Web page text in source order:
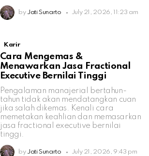
by Jati Sunarto July 21, 2026, 11:23 am
Karir
Cara Mengemas &
Menawarkan Jasa Fractional
Executive Bernilai Tinggi
Pengalaman manajerial bertahun-
tahun tidak akan mendatangkan cuan
jika salah dikemas. Kenali cara
memetakan keahlian dan memasarkan
jasa fractional executive bernilai
tinggi.
by Jati Sunarto July 21, 2026, 9:43 pm